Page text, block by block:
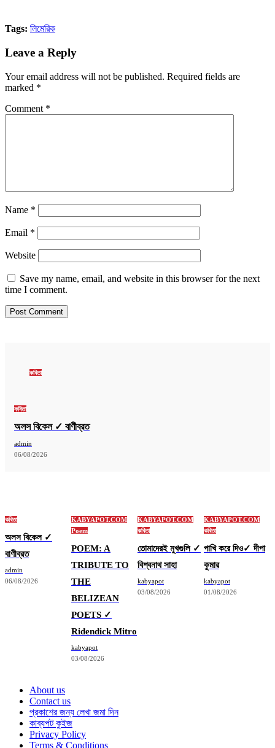
Tags: লিমেরিক
Leave a Reply
Your email address will not be published. Required fields are
marked *
Comment *
Name *
Email *
Website
Save my name, email, and website in this browser for the next
time I comment.
কবিতা
কবিতা
অলস বিকেল ✓ বাণীব্রত
admin
06/08/2026
কবিতা
অলস বিকেল ✓
বাণীব্রত
admin
06/08/2026
KABYAPOT.COM
Poem
POEM: A
TRIBUTE TO
THE
BELIZEAN
POETS ✓
Ridendick Mitro
kabyapot
03/08/2026
KABYAPOT.COM
কবিতা
তোমাদেরই মুখগুলি ✓
বিশ্বনাথ সাহা
kabyapot
03/08/2026
KABYAPOT.COM
কবিতা
পাখি করে দিও✓ দীপা
কুমার
kabyapot
01/08/2026
About us
Contact us
প্রকাশের জন্য লেখা জমা দিন
কাব্যপট কুইজ
Privacy Policy
Terms & Conditions